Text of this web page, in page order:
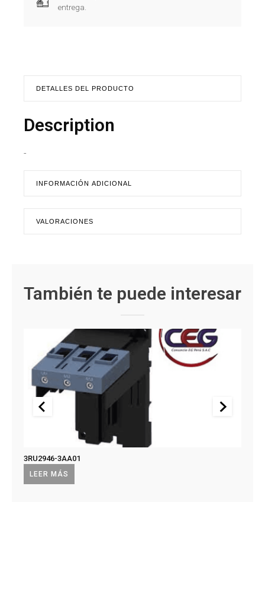
entrega.
DETALLES DEL PRODUCTO
Description
-
INFORMACIÓN ADICIONAL
VALORACIONES
También te puede interesar
LEER MÁS
3RU2946-3AA01